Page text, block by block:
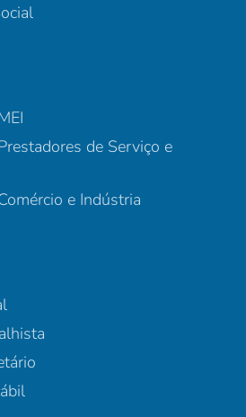
de Serviço e
e Indústria